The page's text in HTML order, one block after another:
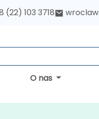
(22) 103 3718
O nas